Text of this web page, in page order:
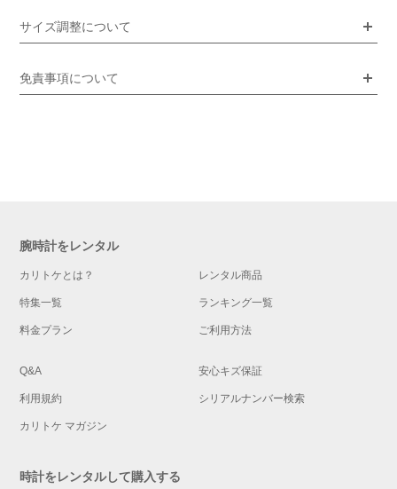
サイズ調整について
免責事項について
腕時計をレンタル
カリトケとは？ レンタル商品
特集一覧 ランキング一覧
料金プラン ご利用方法
Q&A 安心キズ保証
利用規約 シリアルナンバー検索
カリトケ マガジン
時計をレンタルして購入する